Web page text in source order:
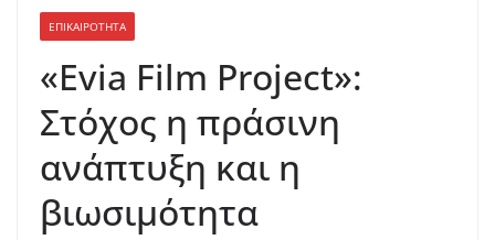
ΕΠΙΚΑΙΡΟΤΗΤΑ
«Evia Film Project»:
Στόχος η πράσινη
ανάπτυξη και η
βιωσιμότητα